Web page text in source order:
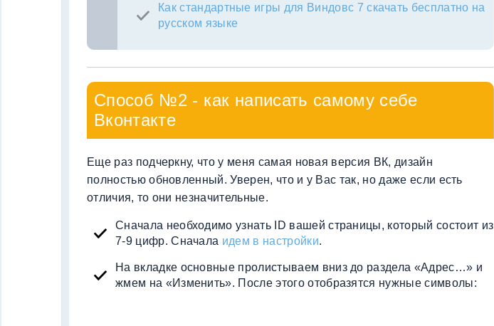
Как стандартные игры для Виндовс 7 скачать бесплатно на
русском языке
Способ №2 - как написать самому себе
Вконтакте
Еще раз подчеркну, что у меня самая новая версия ВК, дизайн
полностью обновленный. Уверен, что и у Вас так, но даже если есть
отличия, то они незначительные.
Сначала необходимо узнать ID вашей страницы, который состоит из
7-9 цифр. Сначала идем в настройки.
На вкладке основные пролистываем вниз до раздела «Адрес…» и
жмем на «Изменить». После этого отобразятся нужные символы: